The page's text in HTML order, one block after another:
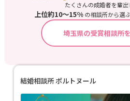
たくさんの成婚者を輩出
上位約10〜15%の相談所から選
埼玉県の受賞相談所
結婚相談所 ポルトヌール